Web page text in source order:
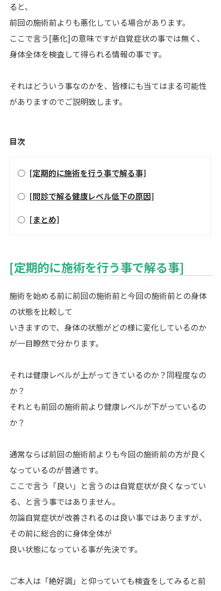
ると、
前回の施術前よりも悪化している場合があります。
ここで言う[悪化]の意味ですが自覚症状の事では無く、
身体全体を検査して得られる情報の事です。
それはどういう事なのかを、皆様にも当てはまる可能性
がありますのでご説明致します。
目次
○ [定期的に施術を行う事で解る事]
○ [問診で解る健康レベル低下の原因]
○ [まとめ]
[定期的に施術を行う事で解る事]
施術を始める前に前回の施術前と今回の施術前との身体
の状態を比較して
いきますので、身体の状態がどの様に変化しているのか
が一目瞭然で分かります。
それは健康レベルが上がってきているのか？同程度なの
か？
それとも前回の施術前より健康レベルが下がっているの
か？
通常ならば前回の施術前よりも今回の施術前の方が良く
なっているのが普通です。
ここで言う「良い」と言うのは自覚症状が良くなってい
る、と言う事ではありません。
勿論自覚症状が改善されるのは良い事ではありますが、
その前に総合的に身体全体が
良い状態になっている事が先決です。
ご本人は「絶好調」と仰っていても検査をしてみると前